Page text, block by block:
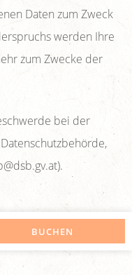
Daten zum Zweck
werden Ihre
zum Zwecke der
bei der
BUCHEN